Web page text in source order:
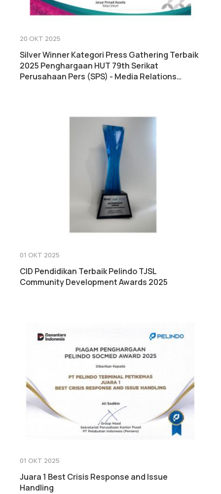
20 OKT 2025
Silver Winner Kategori Press Gathering Terbaik
2025 Penghargaan HUT 79th Serikat
Perusahaan Pers (SPS) - Media Relations
01 OKT 2025
CID Pendidikan Terbaik Pelindo TJSL
Community Development Awards 2025
01 OKT 2025
Juara 1 Best Crisis Response and Issue
Handling